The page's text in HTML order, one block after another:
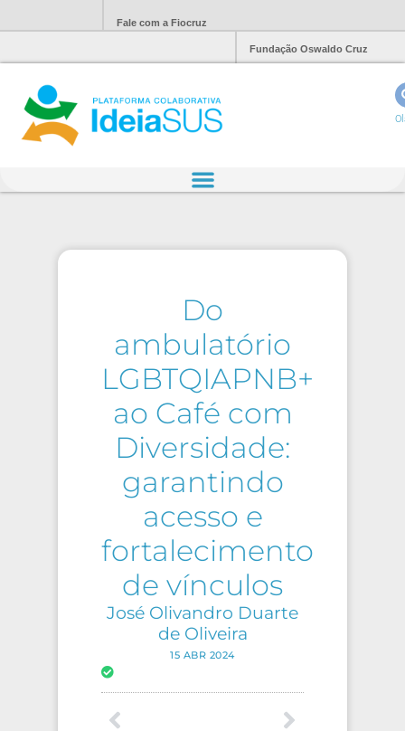
Fale com a Fiocruz
Fundação Oswaldo Cruz
Do
ambulatório
LGBTQIAPNB+
ao Café com
Diversidade:
garantindo
acesso e
fortalecimento
de vínculos
José Olivandro Duarte
de Oliveira
15 ABR 2024